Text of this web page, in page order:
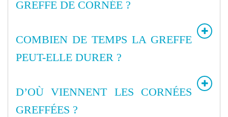
GREFFE DE CORNÉE ?
COMBIEN DE TEMPS LA GREFFE
PEUT-ELLE DURER ?
D’OÙ VIENNENT LES CORNÉES
GREFFÉES ?